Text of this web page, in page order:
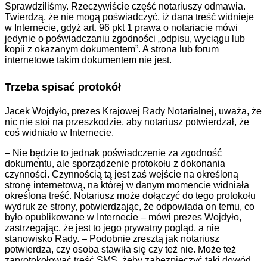
Sprawdziliśmy. Rzeczywiście część notariuszy odmawia.
Twierdzą, że nie mogą poświadczyć, iż dana treść widnieje
w Internecie, gdyż art. 96 pkt 1 prawa o notariacie mówi
jedynie o poświadczaniu zgodności „odpisu, wyciągu lub
kopii z okazanym dokumentem”. A strona lub forum
internetowe takim dokumentem nie jest.
Trzeba spisać protokół
Jacek Wojdyło, prezes Krajowej Rady Notarialnej, uważa, że
nic nie stoi na przeszkodzie, aby notariusz potwierdzał, że
coś widniało w Internecie.
– Nie będzie to jednak poświadczenie za zgodność
dokumentu, ale sporządzenie protokołu z dokonania
czynności. Czynnością tą jest zaś wejście na określoną
stronę internetową, na której w danym momencie widniała
określona treść. Notariusz może dołączyć do tego protokołu
wydruk ze strony, potwierdzając, że odpowiada on temu, co
było opublikowane w Internecie – mówi prezes Wojdyło,
zastrzegając, że jest to jego prywatny pogląd, a nie
stanowisko Rady. – Podobnie zresztą jak notariusz
potwierdza, czy osoba stawiła się czy też nie. Może też